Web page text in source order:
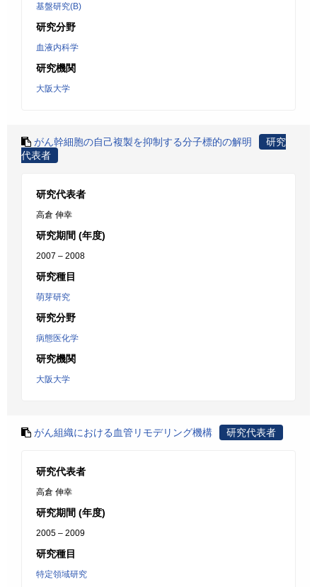
基盤研究(B)
研究分野
血液内科学
研究機関
大阪大学
がん幹細胞の自己複製を抑制する分子標的の解明
研究
代表者
研究代表者
高倉 伸幸
研究期間 (年度)
2007 – 2008
研究種目
萌芽研究
研究分野
病態医化学
研究機関
大阪大学
がん組織における血管リモデリング機構 研究代表者
研究代表者
高倉 伸幸
研究期間 (年度)
2005 – 2009
研究種目
特定領域研究